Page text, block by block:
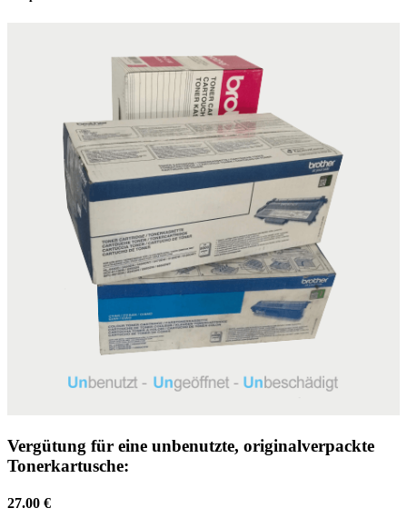
Vergütung für eine unbenutzte, originalverpackte
Tonerkartusche:
27.00 €